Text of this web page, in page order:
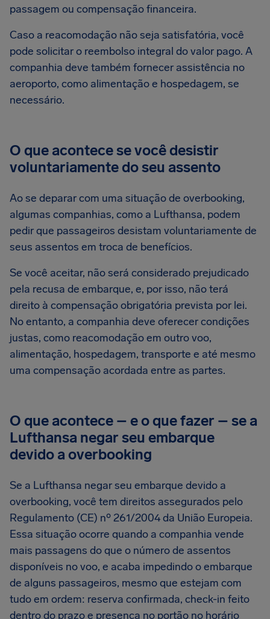
passagem ou compensação financeira.
Caso a reacomodação não seja satisfatória, você
pode solicitar o reembolso integral do valor pago. A
companhia deve também fornecer assistência no
aeroporto, como alimentação e hospedagem, se
necessário.
O que acontece se você desistir
voluntariamente do seu assento
Ao se deparar com uma situação de overbooking,
algumas companhias, como a Lufthansa, podem
pedir que passageiros desistam voluntariamente de
seus assentos em troca de benefícios.
Se você aceitar, não será considerado prejudicado
pela recusa de embarque, e, por isso, não terá
direito à compensação obrigatória prevista por lei.
No entanto, a companhia deve oferecer condições
justas, como reacomodação em outro voo,
alimentação, hospedagem, transporte e até mesmo
uma compensação acordada entre as partes.
O que acontece – e o que fazer – se a
Lufthansa negar seu embarque
devido a overbooking
Se a Lufthansa negar seu embarque devido a
overbooking, você tem direitos assegurados pelo
Regulamento (CE) nº 261/2004 da União Europeia.
Essa situação ocorre quando a companhia vende
mais passagens do que o número de assentos
disponíveis no voo, e acaba impedindo o embarque
de alguns passageiros, mesmo que estejam com
tudo em ordem: reserva confirmada, check-in feito
dentro do prazo e presença no portão no horário